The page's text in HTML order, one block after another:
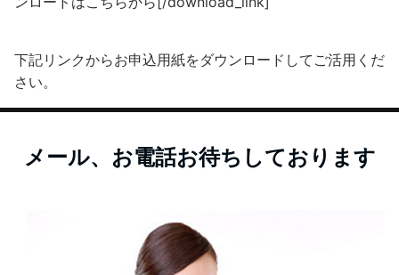
下記リンクからお申込用紙をダウンロードしてご活用くだ
さい。
メール、お電話お待ちしております